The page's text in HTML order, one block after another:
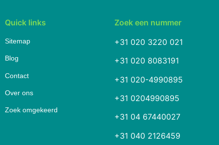
Quick links
Sitemap
Blog
Contact
Over ons
Zoek omgekeerd
Zoek een nummer
+31 020 3220 021
+31 020 8083191
+31 020-4990895
+31 0204990895
+31 04 67440027
+31 040 2126459